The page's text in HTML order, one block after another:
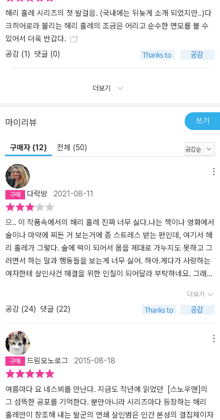
해리 홀레 시리즈의 첫 발걸음. (국내에는 뒤늦게 소개 되었지만..)다
크히어로라 불리는 해리 홀레의 조금은 어리고 순수한 면모를 볼 수
있어서 더욱 반갑다.
공감 (1) 댓글 (0)
더보기
마이리뷰 쓰기
구매자 (12) 전체 (50)
다락방 2021-08-11
으.. 이 작품속에서의 해리 홀레 진짜 너무 싫다.나는 책이나 영화에서
술이나 마약에 찌든 거 보는거에 좀 스트레스 받는 편인데, 여기서 해
리 홀레가 그렇다. 술에 떡이 되어서 몸을 제대로 가누지도 못하고 그
러면서 하는 말과 행동들을 보는게 너무 싫어. 하아.게다가 사랑하는
여자한테 살인사건 해결을 위한 인질이 되어달라 부탁하네요. 그래
슨 해리 홀레 사랑하면 다 비극적 결말이야. 역시 잭 리처인가...이책
은 해리 홀레 시리즈의 시작을 알리는 책인데 나는 종결해버리게 됐
다. ㅋㅋㅋㅋㅋ잭 리처 만세!!'돈 들여 욕구를 해결할 필요가 없었나
보군요.' 해리가 말했다.샌드러가 콧방귀를 뀌었다. '성욕이랑은 상관
없어요. 성을 사려는 욕구는 별개예요. 남자들한테 그건 강렬한 쾌감
이에요. 집에서못하는 걸 우리가 아주 다채롭게 해줄 수 있으니까. 진
짜예요.'- P151'어렸을 때 우리 집 근처에 게이가 살았어.' 해리가 기억
을 더듬었다. 마흔 살쯤 됐을 텐데 혼자 살았고, 우리 동네에서 그 남
자가 게이인 걸 모르는 사람이 없었어. 겨울에는 우리가 그 남자한테
눈 뭉치를 던지면서 ‘남창‘이라고 소리치고는 죽어라 내뺐어.그 남자
더보기
공감 (24) 댓글 (22)
드림모노로그 2015-08-18
여름마다 요 네스뵈를 만난다. 지금도 작년에 읽었던 [스노우맨]의
그 섬뜩한 공포를 기억한다. 뿐만아니라 시리즈마다 등장하는 해리
홀레만이 창조해 내는 발군의 연쇄 살인범은 인간 본성의 결집체이자